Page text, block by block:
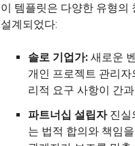
이 템플릿은 다양한 유형의
설계되었다:
솔로 기업가: 새로운
개인 프로젝트 관리
리적 요구 사항이 간
파트너십 설립자진실
는 법적 합의와 책임